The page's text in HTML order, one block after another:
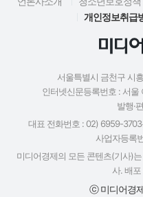
개인정보취급
서울특별시 금천구 시
인터넷신문등록번호 : 서울
발행·
대표 전화번호 : 02) 6959-3703
사업자등록
미디어경제의 모든 콘텐츠(기사)
사. 배
ⓒ 미디어경